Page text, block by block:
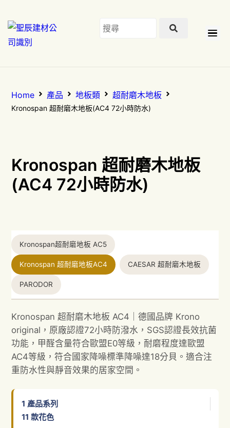
Home 產品 地板類 超耐磨木地板
Kronospan 超耐磨木地板(AC4 72小時防水)
Kronospan 超耐磨木地板
(AC4 72小時防水)
Kronospan超耐磨地板 AC5
Kronospan 超耐磨地板AC4 CAESAR 超耐磨木地板
PARODOR
Kronospan 超耐磨木地板 AC4｜德國品牌 Krono
original，原廠認證72小時防潑水，SGS認證長效抗菌
功能，甲醛含量符合歐盟E0等級，耐磨程度達歐盟
AC4等級，符合國家降噪標準降噪達18分貝。適合注
重防水性與靜音效果的居家空間。
1 產品系列
11 款花色